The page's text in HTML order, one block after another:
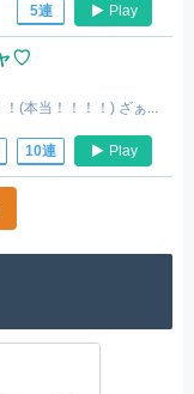
5連 Play
♡
(本当！！！！) ざぁ...
10連 Play